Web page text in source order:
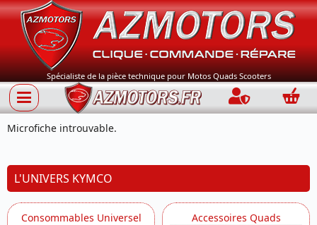
Spécialiste de la pièce technique pour Motos Quads Scooters
Connection
Microfiche introuvable.
L'UNIVERS KYMCO
Consommables Universel
Accessoires Quads